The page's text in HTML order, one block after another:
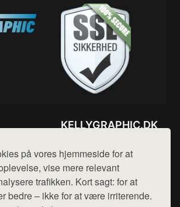
på vores hjemmeside for at
vise mere relevant
trafikken. Kort sagt: for at
bedre – ikke for at være irriterende.
KELLYGRAPHIC.DK
Mail: hej@want.dk
Cookie- og privatlivspolitik